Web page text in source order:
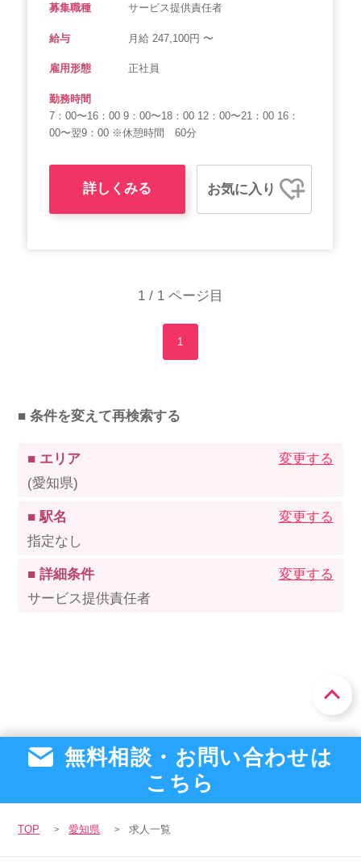
募集職種 サービス提供責任者
給与 月給 247,100円 〜
雇用形態 正社員
勤務時間
7：00〜16：00 9：00〜18：00 12：00〜21：00 16：
00〜翌9：00 ※休憩時間 60分
詳しくみる お気に入り
1 / 1 ページ目
1
■ 条件を変えて再検索する
■ エリア
(愛知県)
変更する
■ 駅名
指定なし
変更する
■ 詳細条件
サービス提供責任者
変更する
無料相談・お問い合わせは
こちら
TOP 愛知県 求人一覧